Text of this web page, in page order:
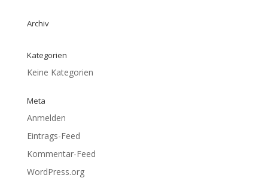
Archiv
Kategorien
Keine Kategorien
Meta
Anmelden
Eintrags-Feed
Kommentar-Feed
WordPress.org